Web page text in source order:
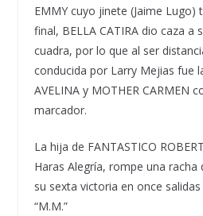
EMMY cuyo jinete (Jaime Lugo)
final, BELLA CATIRA dio caza a
cuadra, por lo que al ser
conducida por Larry Mejias fue
AVELINA y MOTHER CARMEN
marcador.
La hija de FANTASTICO
Haras Alegría, rompe una
su sexta victoria en once
“M.M.”